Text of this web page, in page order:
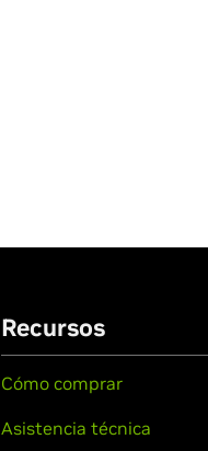
Recursos
Cómo comprar
Asistencia técnica